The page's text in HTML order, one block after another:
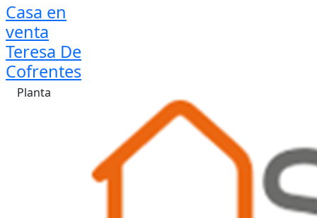
Casa en
venta
Teresa De
Cofrentes
Planta